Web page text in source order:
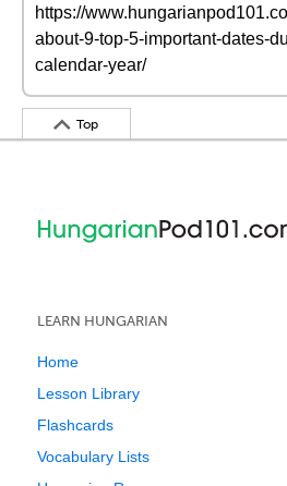
https://
about-9-top-5-important-dates-
calendar-year/
Top
LEARN HUNGARIAN
Home
Lesson Library
Flashcards
Vocabulary Lists